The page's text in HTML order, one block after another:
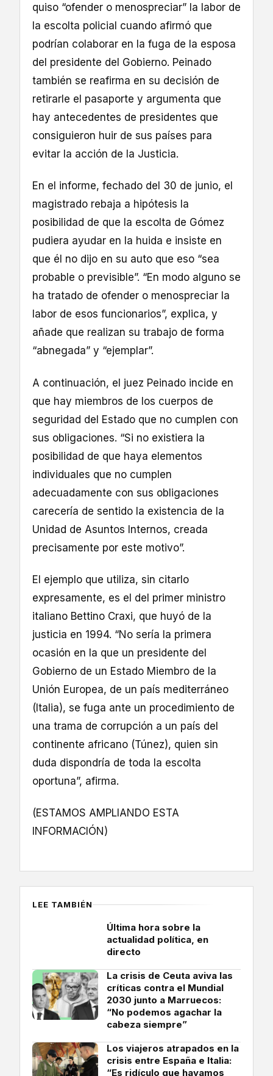
quiso “ofender o menospreciar” la labor de
la escolta policial cuando afirmó que
podrían colaborar en la fuga de la esposa
del presidente del Gobierno. Peinado
también se reafirma en su decisión de
retirarle el pasaporte y argumenta que
hay antecedentes de presidentes que
consiguieron huir de sus países para
evitar la acción de la Justicia.
En el informe, fechado del 30 de junio, el
magistrado rebaja a hipótesis la
posibilidad de que la escolta de Gómez
pudiera ayudar en la huida e insiste en
que él no dijo en su auto que eso “sea
probable o previsible”. “En modo alguno se
ha tratado de ofender o menospreciar la
labor de esos funcionarios”, explica, y
añade que realizan su trabajo de forma
“abnegada” y “ejemplar”.
A continuación, el juez Peinado incide en
que hay miembros de los cuerpos de
seguridad del Estado que no cumplen con
sus obligaciones. “Si no existiera la
posibilidad de que haya elementos
individuales que no cumplen
adecuadamente con sus obligaciones
carecería de sentido la existencia de la
Unidad de Asuntos Internos, creada
precisamente por este motivo”.
El ejemplo que utiliza, sin citarlo
expresamente, es el del primer ministro
italiano Bettino Craxi, que huyó de la
justicia en 1994. “No sería la primera
ocasión en la que un presidente del
Gobierno de un Estado Miembro de la
Unión Europea, de un país mediterráneo
(Italia), se fuga ante un procedimiento de
una trama de corrupción a un país del
continente africano (Túnez), quien sin
duda dispondría de toda la escolta
oportuna”, afirma.
(ESTAMOS AMPLIANDO ESTA
INFORMACIÓN)
LEE TAMBIÉN
Última hora sobre la
actualidad política, en
directo
La crisis de Ceuta aviva las
críticas contra el Mundial
2030 junto a Marruecos:
“No podemos agachar la
cabeza siempre”
Los viajeros atrapados en la
crisis entre España e Italia:
“Es ridículo que hayamos